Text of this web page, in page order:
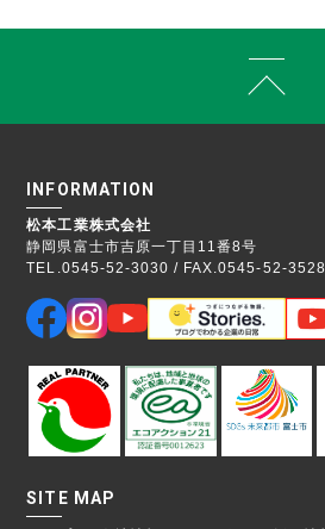
INFORMATION
松本工業株式会社
静岡県富士市吉原一丁目11番8号
TEL.0545-52-3030 / FAX.0545-52-3528
SITE MAP